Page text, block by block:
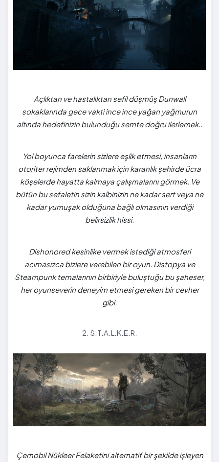
Açlıktan ve hastalıktan sefil düşmüş Dunwall
sokaklarında gece vakti ince ince yağan yağmurun
altında hedefinizin bulunduğu semte doğru ilerlemek..
Yol boyunca farelerin sizlere eşlik etmesi, insanların
otoriter rejimden saklanmak için karanlık şehirde ücra
köşelerde hayatta kalmaya çalışmalarını görmek. Ve
bütün bu sefaletin sizin kalbinizin ne kadar sert veya ne
kadar yumuşak olduğuna bağlı olmasının verdiği
belirsizlik hissi.
Dishonored kesinlike vermek istediği atmosferi
acımasızca bizlere verebilen bir oyun. Distopya ve
Steampunk temalarının birbiriyle buluştuğu bu şaheser,
her oyunseverin deneyim etmesi gereken bir cevher
gibi.
2. S.T.A.L.K.E.R.
Çernobil Nükleer Felaketini alternatif bir şekilde işleyen